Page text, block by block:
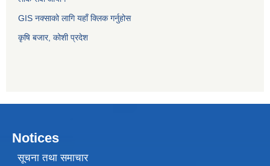
GIS नक्साको लागि यहाँ क्लिक गर्नुहोस
कृषि बजार, कोशी प्रदेश
Notices
सूचना तथा समाचार